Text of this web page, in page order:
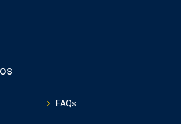
FAQs